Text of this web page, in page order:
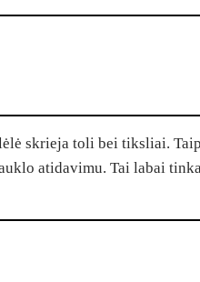
skrieja toli bei tiksliai.
atidavimu. Tai labai